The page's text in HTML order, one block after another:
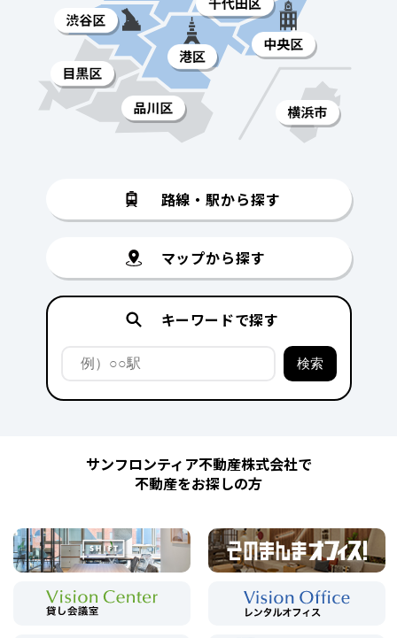
路線・駅から探す
マップから探す
キーワードで探す
サンフロンティア不動産株式会社で
不動産をお探しの方